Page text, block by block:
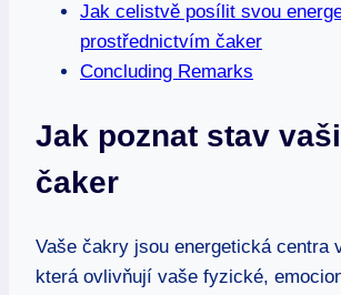
Jak celistvě posílit svou
prostřednictvím čaker
Concluding Remarks
Jak poznat stav
čaker
Vaše čakry jsou energetická centra
která ovlivňují vaše fyzické,